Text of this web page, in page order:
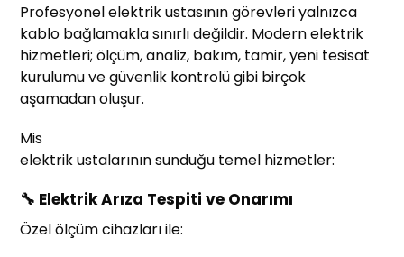
Profesyonel elektrik ustasının görevleri yalnızca
kablo bağlamakla sınırlı değildir. Modern elektrik
hizmetleri; ölçüm, analiz, bakım, tamir, yeni tesisat
kurulumu ve güvenlik kontrolü gibi birçok
aşamadan oluşur.
Mis
elektrik ustalarının sunduğu temel hizmetler:
🔧 Elektrik Arıza Tespiti ve Onarımı
Özel ölçüm cihazları ile: